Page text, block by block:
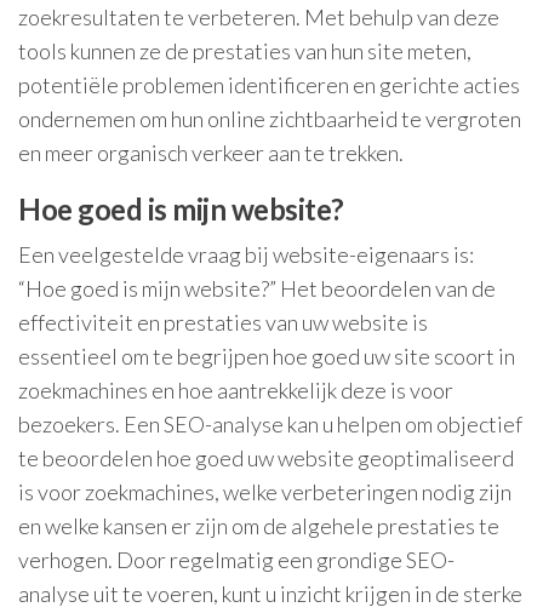
zoekresultaten te verbeteren. Met behulp van deze
tools kunnen ze de prestaties van hun site meten,
potentiële problemen identificeren en gerichte acties
ondernemen om hun online zichtbaarheid te vergroten
en meer organisch verkeer aan te trekken.
Hoe goed is mijn website?
Een veelgestelde vraag bij website-eigenaars is:
“Hoe goed is mijn website?” Het beoordelen van de
effectiviteit en prestaties van uw website is
essentieel om te begrijpen hoe goed uw site scoort in
zoekmachines en hoe aantrekkelijk deze is voor
bezoekers. Een SEO-analyse kan u helpen om objectief
te beoordelen hoe goed uw website geoptimaliseerd
is voor zoekmachines, welke verbeteringen nodig zijn
en welke kansen er zijn om de algehele prestaties te
verhogen. Door regelmatig een grondige SEO-
analyse uit te voeren, kunt u inzicht krijgen in de sterke